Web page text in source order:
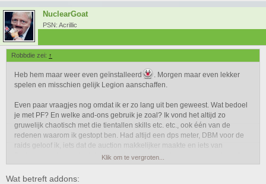
NuclearGoat
PSN: Acrillic
Robbdie zei: ↑
Heb hem maar weer even geïnstalleerd
. Morgen maar even lekker
spelen en misschien gelijk Legion aanschaffen.
Even paar vraagjes nog omdat ik er zo lang uit ben geweest. Wat bedoel
je met PF? En welke and-ons gebruik je zoal? Ik vond het altijd zo
gruwelijk chaotisch met die tientallen skills etc. etc., ook één van de
redenen waarom ik gestopt ben. Had altijd een dps meter, DBM voor de
raids geloof ik, iets dat de auction makkelijker maakte en iets van
Bartender oid voor duidelijkere action bars. Mis ik nog een must have?
Is de Garrison nog belangrijk of is er een nieuwe soort garrison in Legion?
Klik om te vergroten...
Wat betreft addons: